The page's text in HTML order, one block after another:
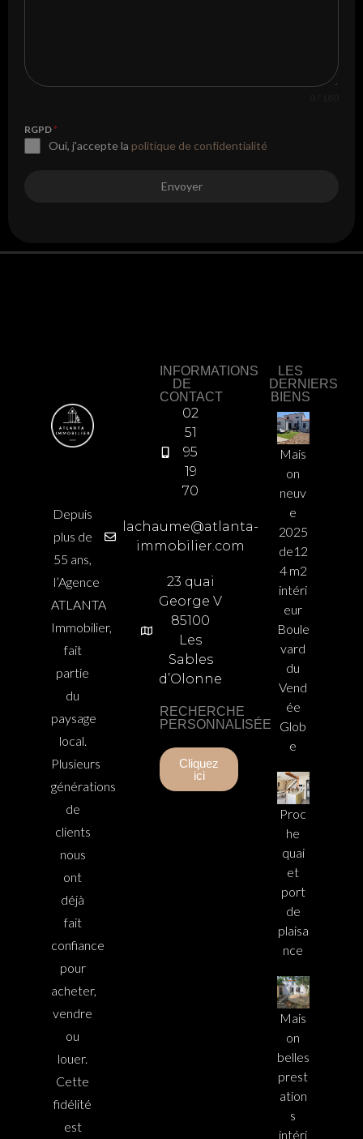
RGPD *
Oui, j'accepte la politique de confidentialité
Envoyer
Depuis
plus de
55 ans,
l’Agence
ATLANTA
Immobilier,
fait
partie
du
paysage
local.
Plusieurs
générations
de
clients
nous
ont
déjà
fait
confiance
pour
acheter,
vendre
ou
louer.
Cette
fidélité
est
INFORMATIONS
DE
CONTACT
02
51
95
19
70
lachaume@atlanta-
immobilier.com
23 quai
George V
85100
Les
Sables
d’Olonne
RECHERCHE
PERSONNALISÉE
Cliquez
ici
LES
DERNIERS
BIENS
Mais
on
neuv
e
2025
de12
4 m2
intéri
eur
Boule
vard
du
Vend
ée
Glob
e
Proc
he
quai
et
port
de
plaisa
nce
Mais
on
belles
prest
ation
s
intéri